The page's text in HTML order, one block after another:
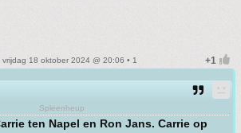
vrijdag 18 oktober 2024 @ 20:06 • 1
Spleenheup
ten Napel en Ron Jans. Carrie op